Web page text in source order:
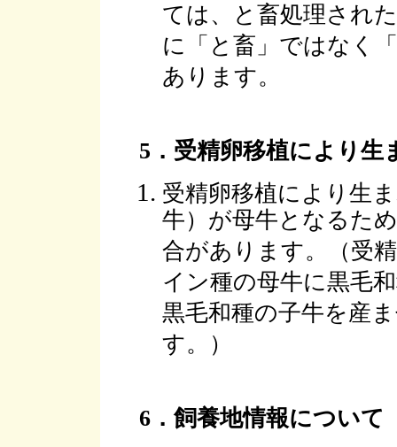
ては、と畜処理され
に「と畜」ではなく
あります。
5．受精卵移植により
受精卵移植により生
牛）が母牛となるた
合があります。（受
イン種の母牛に黒毛
黒毛和種の子牛を産
す。）
6．飼養地情報について